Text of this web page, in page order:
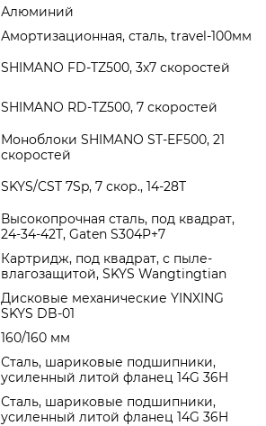
Алюминий
Амортизационная, сталь, travel-100мм
SHIMANO FD-TZ500, 3x7 скоростей
SHIMANO RD-TZ500, 7 скоростей
Моноблоки SHIMANO ST-EF500, 21
скоростей
SKYS/CST 7Sp, 7 скор., 14-28Т
Высокопрочная сталь, под квадрат,
24-34-42T, Gaten S304P+7
Картридж, под квадрат, с пыле-
влагозащитой, SKYS Wangtingtian
Дисковые механические YINXING
SKYS DB-01
160/160 мм
Сталь, шариковые подшипники,
усиленный литой фланец 14G 36H
Сталь, шариковые подшипники,
усиленный литой фланец 14G 36H